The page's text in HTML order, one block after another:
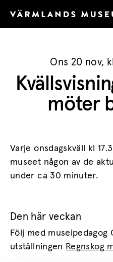
Ons 20 nov,
möter
Varje onsdagskväll kl
museet någon av de
under ca 30 minuter.
Den här veckan
Följ med museipedagog
utställningen Regnskog